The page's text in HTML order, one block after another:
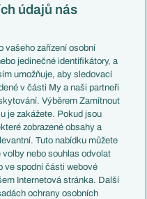
Livescore
Tipovací soutěž
údajů nás
vašeho zařízení osobní
jedinečné identifikátory, a
umožňuje, aby sledovací
v části My a naši partneři
Výběrem Zamítnout
je zakážete. Pokud jsou
zobrazené obsahy a
Tuto nabídku můžete
volby nebo souhlas odvolat
ve spodní části webové
Internetová stránka. Další
ochrany osobních